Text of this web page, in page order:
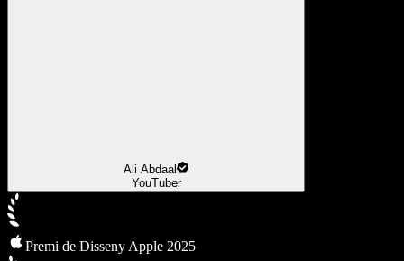
Ali Abdaal
YouTuber
Premi de Disseny Apple 2025